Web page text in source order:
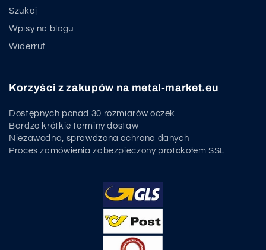
Szukaj
Wpisy na blogu
Widerruf
Korzyści z zakupów na metal-market.eu
Dostępnych ponad 30 rozmiarów oczek
Bardzo krótkie terminy dostaw
Niezawodna, sprawdzona ochrona danych
Proces zamówienia zabezpieczony protokołem SSL